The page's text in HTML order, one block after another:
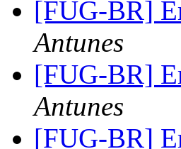
[FUG-BR]
Antunes
[FUG-BR]
Antunes
[FUG-BR]